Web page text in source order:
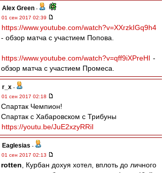
Alex Green -
01 сен 2017 02:39
https://www.youtube.com/watch?v=XXrzkIGq9h4
- обзор матча с участием Попова.
https://www.youtube.com/watch?v=qff9iXPreHI -
обзор матча с участием Промеса.
r_x -
01 сен 2017 02:18
Спартак Чемпион!
Спартак с Хабаровском с Трибуны
https://youtu.be/JuE2xzyRRiI
Eaglesias -
01 сен 2017 02:13
rotten , Курбан дохуя хотел, вплоть до личного